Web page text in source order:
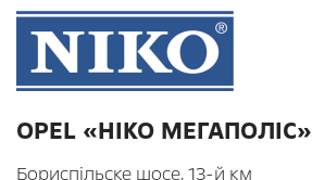
OPEL «НІКО МЕГАПОЛІС»
Бориспільске шосе, 13-й км